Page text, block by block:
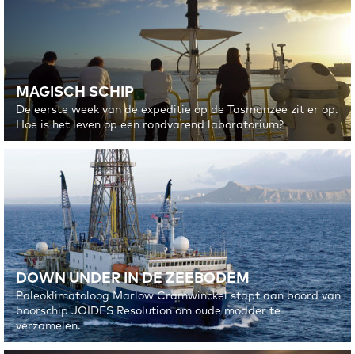
MAGISCH SCHIP
De eerste week van de expeditie op de Tasmanzee zit er op.
Hoe is het leven op een rondvarend laboratorium?
DOWN UNDER IN DE ZEEBODEM
Paleoklimatoloog Marlow Cramwinckel stapt aan boord van
boorschip JOIDES Resolution om oude modder te
verzamelen.